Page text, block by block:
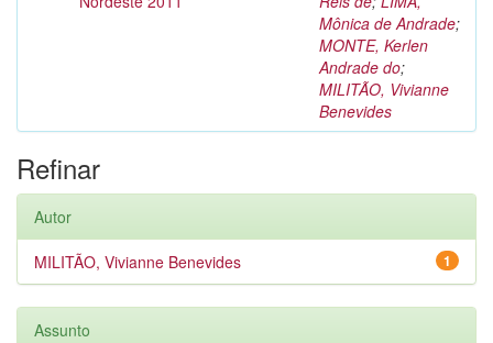
Mônica de Andrade;
MONTE, Kerlen
Andrade do;
MILITÃO, Vivianne
Benevides
Refinar
Autor
1
MILITÃO, Vivianne Benevides
Assunto